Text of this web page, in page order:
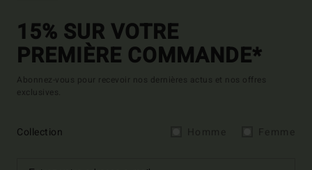
15% SUR VOTRE
PREMIÈRE COMMANDE*
Abonnez-vous pour recevoir nos dernières actus et nos offres
exclusives.
Collection